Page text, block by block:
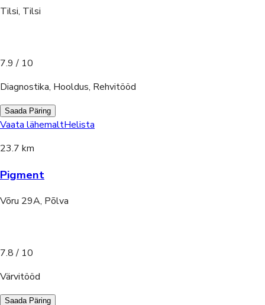
Tilsi, Tilsi
7.9 / 10
Diagnostika, Hooldus, Rehvitööd
Saada Päring
Vaata lähemaltHelista
23.7 km
Pigment
Võru 29A, Põlva
7.8 / 10
Värvitööd
Saada Päring